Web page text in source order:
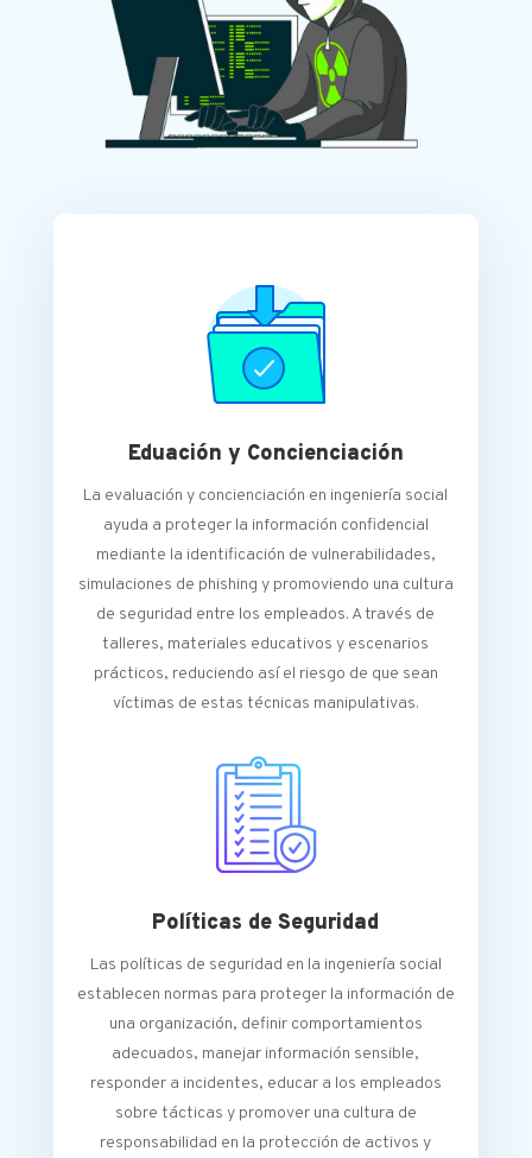
Eduación y Concienciación
La evaluación y concienciación en ingeniería social
ayuda a proteger la información confidencial
mediante la identificación de vulnerabilidades,
simulaciones de phishing y promoviendo una cultura
de seguridad entre los empleados. A través de
talleres, materiales educativos y escenarios
prácticos, reduciendo así el riesgo de que sean
víctimas de estas técnicas manipulativas.
Políticas de Seguridad
Las políticas de seguridad en la ingeniería social
establecen normas para proteger la información de
una organización, definir comportamientos
adecuados, manejar información sensible,
responder a incidentes, educar a los empleados
sobre tácticas y promover una cultura de
responsabilidad en la protección de activos y